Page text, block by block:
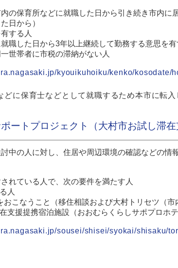
内の保育所などに就職した日から引き続き市内
日から）
する人
職した日から3年以上継続して勤務する意思を有
世帯者に市税の滞納がない人
kyouikuhoiku/kenko/kosodate/
どに保育士などとして就職するため本市に転入
ートプロジェクト（大村市お試し滞在
中の人に対し、住居や周辺環境の確認などの情
れている人で、次の要件を満たす人
人
おこなうこと（移住相談および大村トリセツ（市
支援提携宿泊施設（おおむらくらしサポプロホ
sousei/shisei/syokai/shisaku/